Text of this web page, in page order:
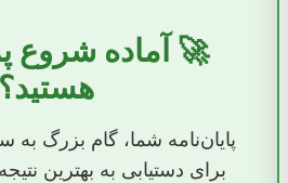
🚀 آماده شروع
هستید؟
پایان‌نامه شما، گام بزرگ به
برای دستیابی به بهترین